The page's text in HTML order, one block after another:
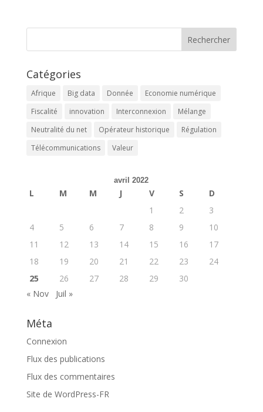
Catégories
Afrique Big data Donnée
Economie numérique
Fiscalité
innovation Interconnexion
Mélange
Neutralité du net
Opérateur historique
Régulation
Télécommunications
Valeur
avril 2022
L M M J V S
D
1
2
3
4
5 6 7 8 9
10
11
12 13 14 15 16
17
18
19 20 21 22 23
24
25
26 27 28 29
30
« Nov
Juil »
Méta
Connexion
Flux des publications
Flux des commentaires
Site de WordPress-FR